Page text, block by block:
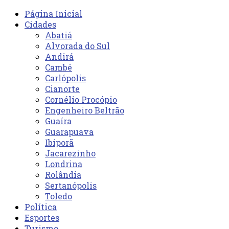
Página Inicial
Cidades
Abatiá
Alvorada do Sul
Andirá
Cambé
Carlópolis
Cianorte
Cornélio Procópio
Engenheiro Beltrão
Guaíra
Guarapuava
Ibiporã
Jacarezinho
Londrina
Rolândia
Sertanópolis
Toledo
Política
Esportes